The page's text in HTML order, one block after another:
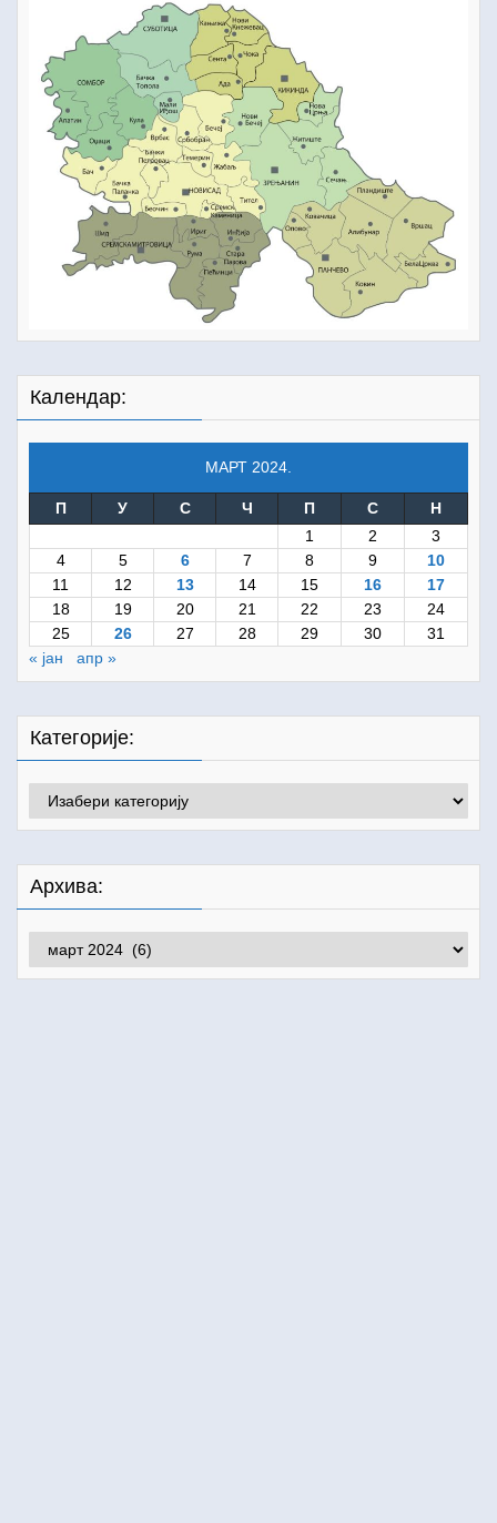
Календар:
МАРТ 2024.
П У С Ч П С
Н
1
2
3
4
5 6 7 8 9
10
11
12 13 14 15 16
17
18
19 20 21 22 23
24
25
26 27 28 29 30
31
« јан
апр »
Категорије:
Категорије:
Архива: